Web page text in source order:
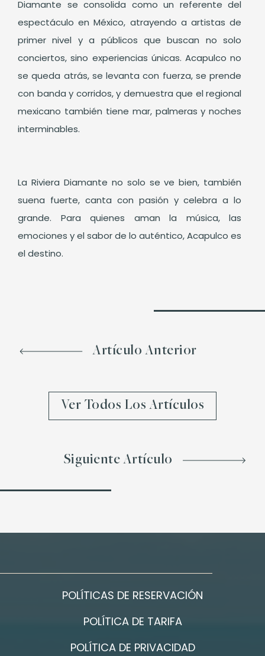
Diamante se consolida como un referente del
espectáculo en México, atrayendo a artistas de
primer nivel y a públicos que buscan no solo
conciertos, sino experiencias únicas. Acapulco no
se queda atrás, se levanta con fuerza, se prende
con banda y corridos, y demuestra que el regional
mexicano también tiene mar, palmeras y noches
interminables.
La Riviera Diamante no solo se ve bien, también
suena fuerte, canta con pasión y celebra a lo
grande. Para quienes aman la música, las
emociones y el sabor de lo auténtico, Acapulco es
el destino.
Artículo Anterior
Ver Todos Los Artículos
Siguiente Artículo
POLÍTICAS DE RESERVACIÓN
POLÍTICA DE TARIFA
POLÍTICA DE PRIVACIDAD